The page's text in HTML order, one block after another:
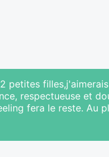
petites
respectueuse et
fera le reste. Au